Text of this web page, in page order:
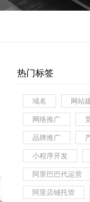
热门标签
域名 网站
网络推广
品牌推广
小程序开发
阿里巴巴代运营
阿里店铺托管